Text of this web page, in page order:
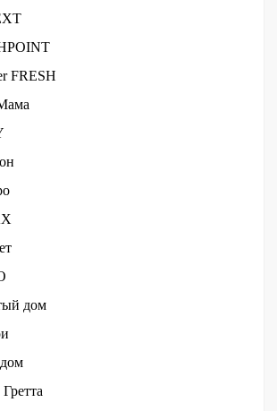
FRESH
дом